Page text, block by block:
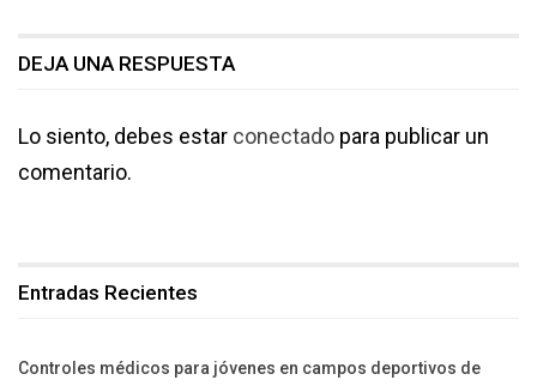
DEJA UNA RESPUESTA
Lo siento, debes estar conectado para publicar un
comentario.
Entradas Recientes
Controles médicos para jóvenes en campos deportivos de